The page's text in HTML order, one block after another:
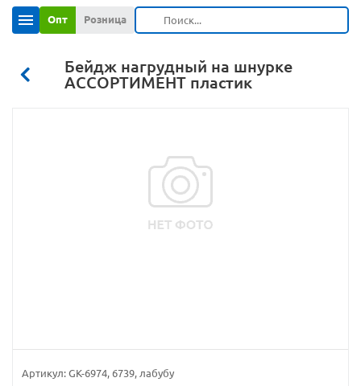
Опт Розница
Бейдж нагрудный на шнурке
АССОРТИМЕНТ пластик
Артикул: GK-6974, 6739, лабубу